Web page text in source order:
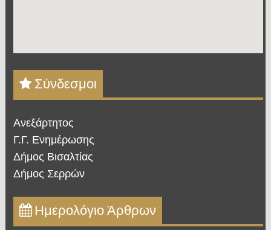
Σύνδεσμοι
Ανεξάρτητος
Γ.Γ. Ενημέρωσης
Δήμος Βισαλτίας
Δήμος Σερρών
Ημερολόγιο Άρθρων